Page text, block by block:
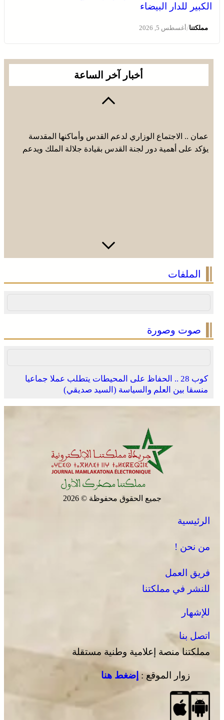
الكبير للدار البيضاء
مملكتنا/أغسطس 5, 2026
أخبار آخر الساعة
عمان .. الاجتماع الوزاري لدعم القدس وأماكنها المقدسة
يؤكد على أهمية دور لجنة القدس بقيادة جلالة الملك ويدعم
الملفات
صوت وصورة
كوب 28 .. الحفاظ على المحيطات يتطلب عملا جماعيا
منسقا بين العلم والسياسة (السيد صديقي)
جميع الحقوق محفوظة © 2026
الرئيسية
من نحن !
فريق العمل
للنشر في مملكتنا
للإشهار
اتصل بنا
مملكتنا منصة إعلامية وطنية مستقلة
زوار الموقع : إضغط هنا